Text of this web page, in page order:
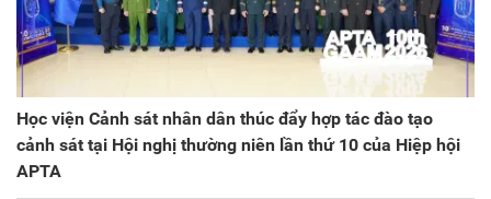
Học viện Cảnh sát nhân dân thúc đẩy hợp tác đào tạo
cảnh sát tại Hội nghị thường niên lần thứ 10 của Hiệp hội
APTA